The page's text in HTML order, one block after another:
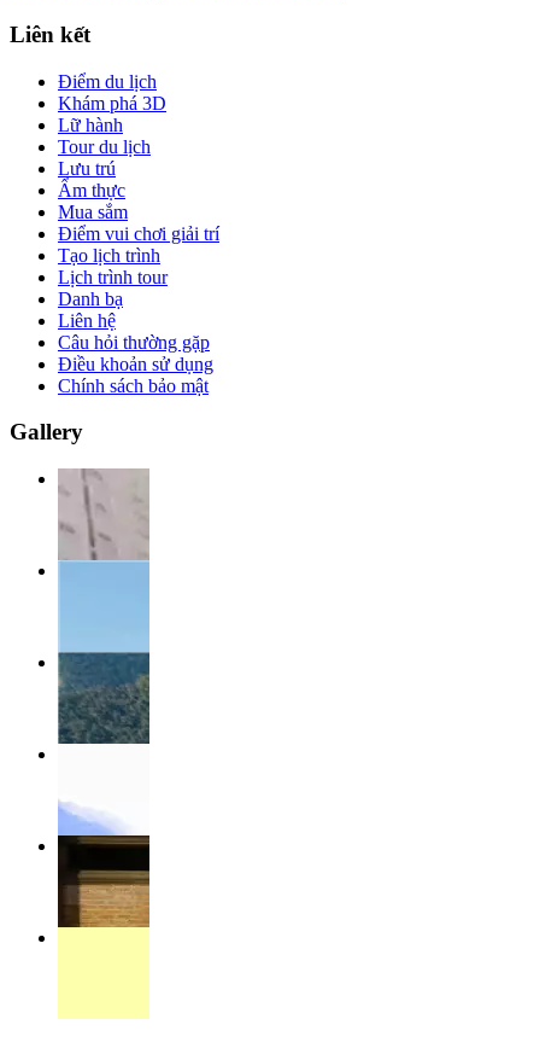
Liên kết
Điểm du lịch
Khám phá 3D
Lữ hành
Tour du lịch
Lưu trú
Ẩm thực
Mua sắm
Điểm vui chơi giải trí
Tạo lịch trình
Lịch trình tour
Danh bạ
Liên hệ
Câu hỏi thường gặp
Điều khoản sử dụng
Chính sách bảo mật
Gallery